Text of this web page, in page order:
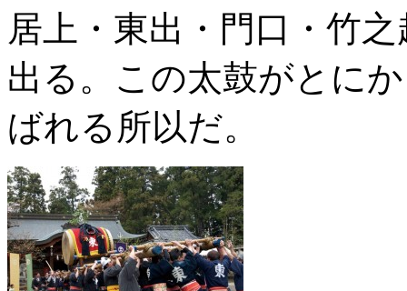
居上・東出・門口・竹
出る。この太鼓がとに
ばれる所以だ。